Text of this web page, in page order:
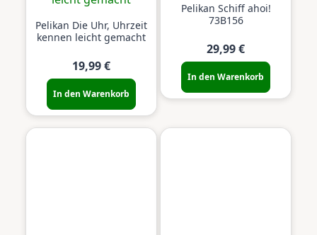
Pelikan Die Uhr, Uhrzeit
kennen leicht gemacht
19,99 €
In den Warenkorb
Pelikan Schiff ahoi!
73B156
29,99 €
In den Warenkorb